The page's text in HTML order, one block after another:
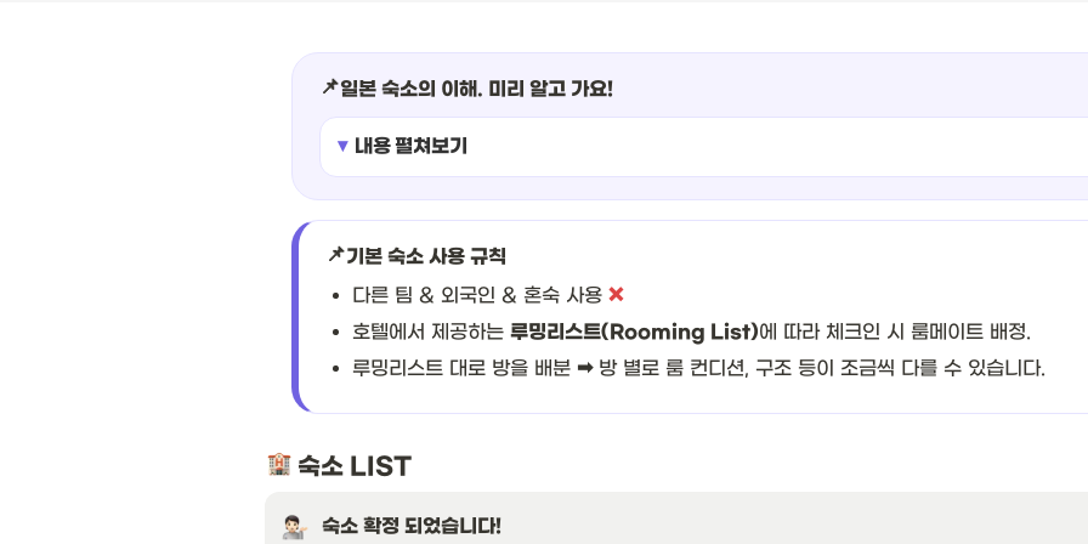
📌일본 숙소의 이해. 미리 알고 가요!
내용 펼쳐보기
📌기본 숙소 사용 규칙
다른 팀 & 외국인 & 혼숙 사용 ❌
호텔에서 제공하는 루밍리스트(Rooming List)에 따라 체크인 시 룸메이트 배정.
루밍리스트 대로 방을 배분 ➡방 별로 룸 컨디션, 구조 등이 조금씩 다를 수 있습니다.
숙소 LIST
숙소 확정 되었습니다!